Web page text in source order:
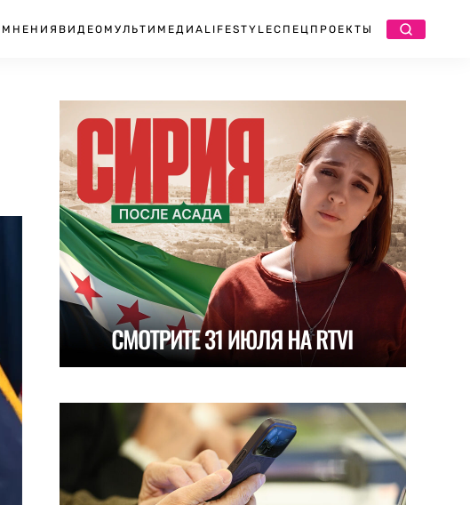
МНЕНИЯ ВИДЕО МУЛЬТИМЕДИА LIFESTYLEСПЕЦПРОЕКТЫ